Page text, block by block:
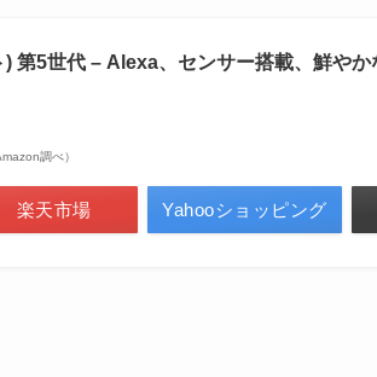
第5世代 – Alexa、センサー搭載、鮮やか
調べ）
楽天市場 Yahooショッピング